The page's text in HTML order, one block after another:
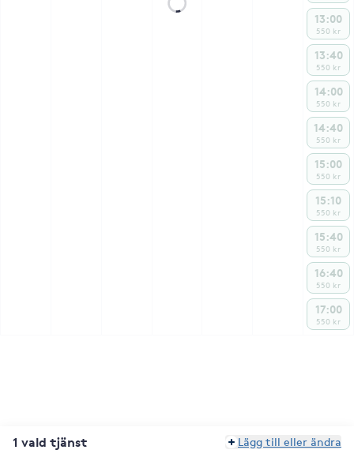
13:00
550 kr
13:40
550 kr
14:00
550 kr
14:40
550 kr
15:00
550 kr
15:10
550 kr
15:40
550 kr
16:40
550 kr
17:00
550 kr
1 vald tjänst Lägg till eller ändra